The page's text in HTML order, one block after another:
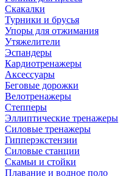
Скакалки
Турники и брусья
Упоры для отжимания
Утяжелители
Эспандеры
Кардиотренажеры
Аксессуары
Беговые дорожки
Велотренажеры
Степперы
Эллиптические тренажеры
Силовые тренажеры
Гипперэкстензии
Силовые станции
Скамьи и стойки
Плавание и водное поло